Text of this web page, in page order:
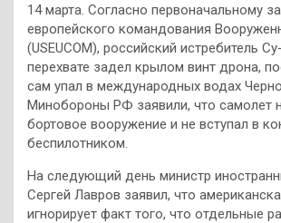
14 марта. Согласно первоначальному
европейского командования
(USEUCOM), российский истребитель
перехвате задел крылом винт дрона,
сам упал в международных водах
Минобороны РФ заявили, что самолет
бортовое вооружение и не вступал в
беспилотником.
На следующий день министр
Сергей Лавров заявил, что
игнорирует факт того, что отдельные